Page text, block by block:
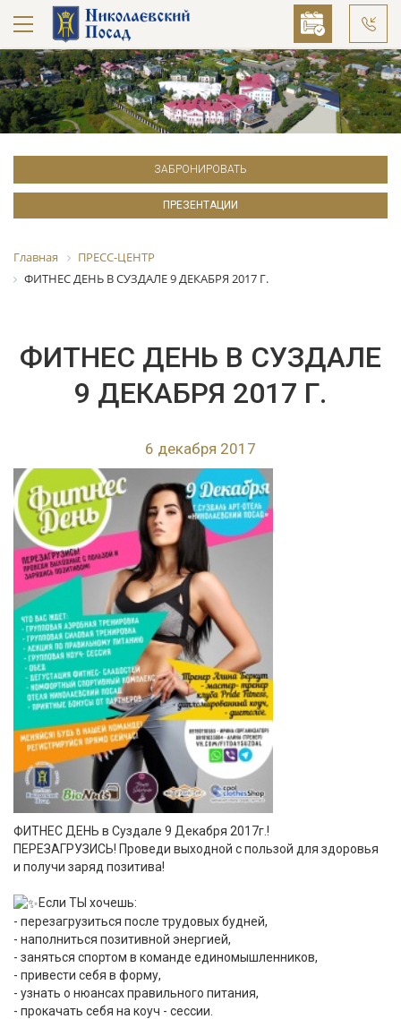
ЗАБРОНИРОВАТЬ
ПРЕЗЕНТАЦИИ
Главная
ПРЕСС-ЦЕНТР
ФИТНЕС ДЕНЬ В СУЗДАЛЕ 9 ДЕКАБРЯ 2017 Г.
ФИТНЕС ДЕНЬ В СУЗДАЛЕ
9 ДЕКАБРЯ 2017 Г.
6 декабря 2017
ФИТНЕС ДЕНЬ в Суздале 9 Декабря 2017г.!
ПЕРЕЗАГРУЗИСЬ! Проведи выходной с пользой для здоровья
и получи заряд позитива!
Если ТЫ хочешь:
- перезагрузиться после трудовых будней,
- наполниться позитивной энергией,
- заняться спортом в команде единомышленников,
- привести себя в форму,
- узнать о нюансах правильного питания,
- прокачать себя на коуч - сессии.